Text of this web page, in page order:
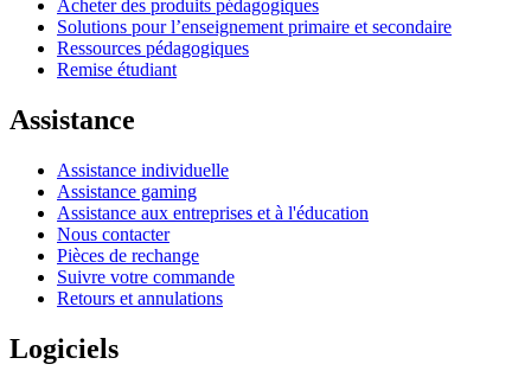
Acheter des produits pédagogiques
Solutions pour l’enseignement primaire et secondaire
Ressources pédagogiques
Remise étudiant
Assistance
Assistance individuelle
Assistance gaming
Assistance aux entreprises et à l'éducation
Nous contacter
Pièces de rechange
Suivre votre commande
Retours et annulations
Logiciels